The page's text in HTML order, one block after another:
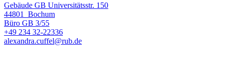
Gebäude GB Universitätsstr. 150
44801
Bochum
Büro GB 3/55
+49 234 32-22336
alexandra.cuffel@rub.de